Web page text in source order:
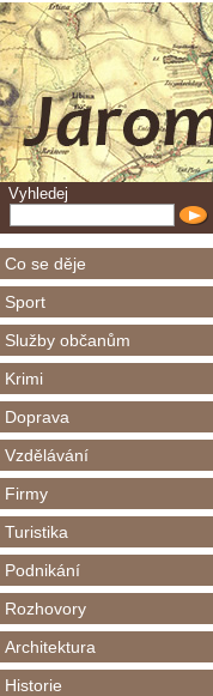
Vyhledej
Co se děje
Sport
Služby občanům
Krimi
Doprava
Vzdělávání
Firmy
Turistika
Podnikání
Rozhovory
Architektura
Historie